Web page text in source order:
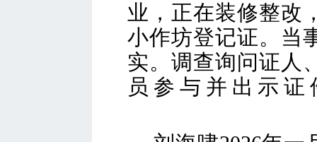
业，正在装修整改
小作坊登记证。当
实。调查询问证人
员参与并出示